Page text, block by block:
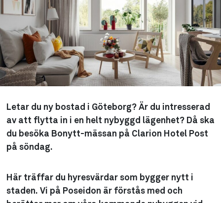
Letar du ny bostad i Göteborg? Är du intresserad
av att flytta in i en helt nybyggd lägenhet? Då ska
du besöka Bonytt-mässan på Clarion Hotel Post
på söndag.
Här träffar du hyresvärdar som bygger nytt i
staden. Vi på Poseidon är förstås med och